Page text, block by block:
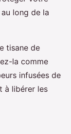
long de la
tisane de
la comme
infusées de
à libérer les